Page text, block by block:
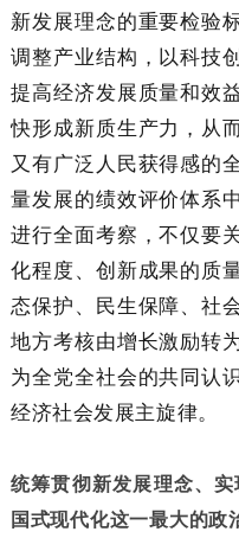
新发展理念的重要检验
调整产业结构，以科技
提高经济发展质量和效
快形成新质生产力，从
又有广泛人民获得感的
量发展的绩效评价体系
进行全面考察，不仅要
化程度、创新成果的质
态保护、民生保障、社
地方考核由增长激励转
为全党全社会的共同认
经济社会发展主旋律。
统筹贯彻新发展理念、
国式现代化这一最大的政